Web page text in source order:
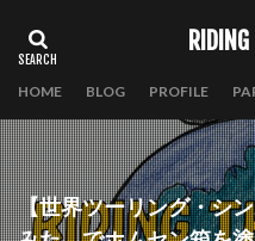
HOME BLOG PROFILE
【世界ツーリング・シ